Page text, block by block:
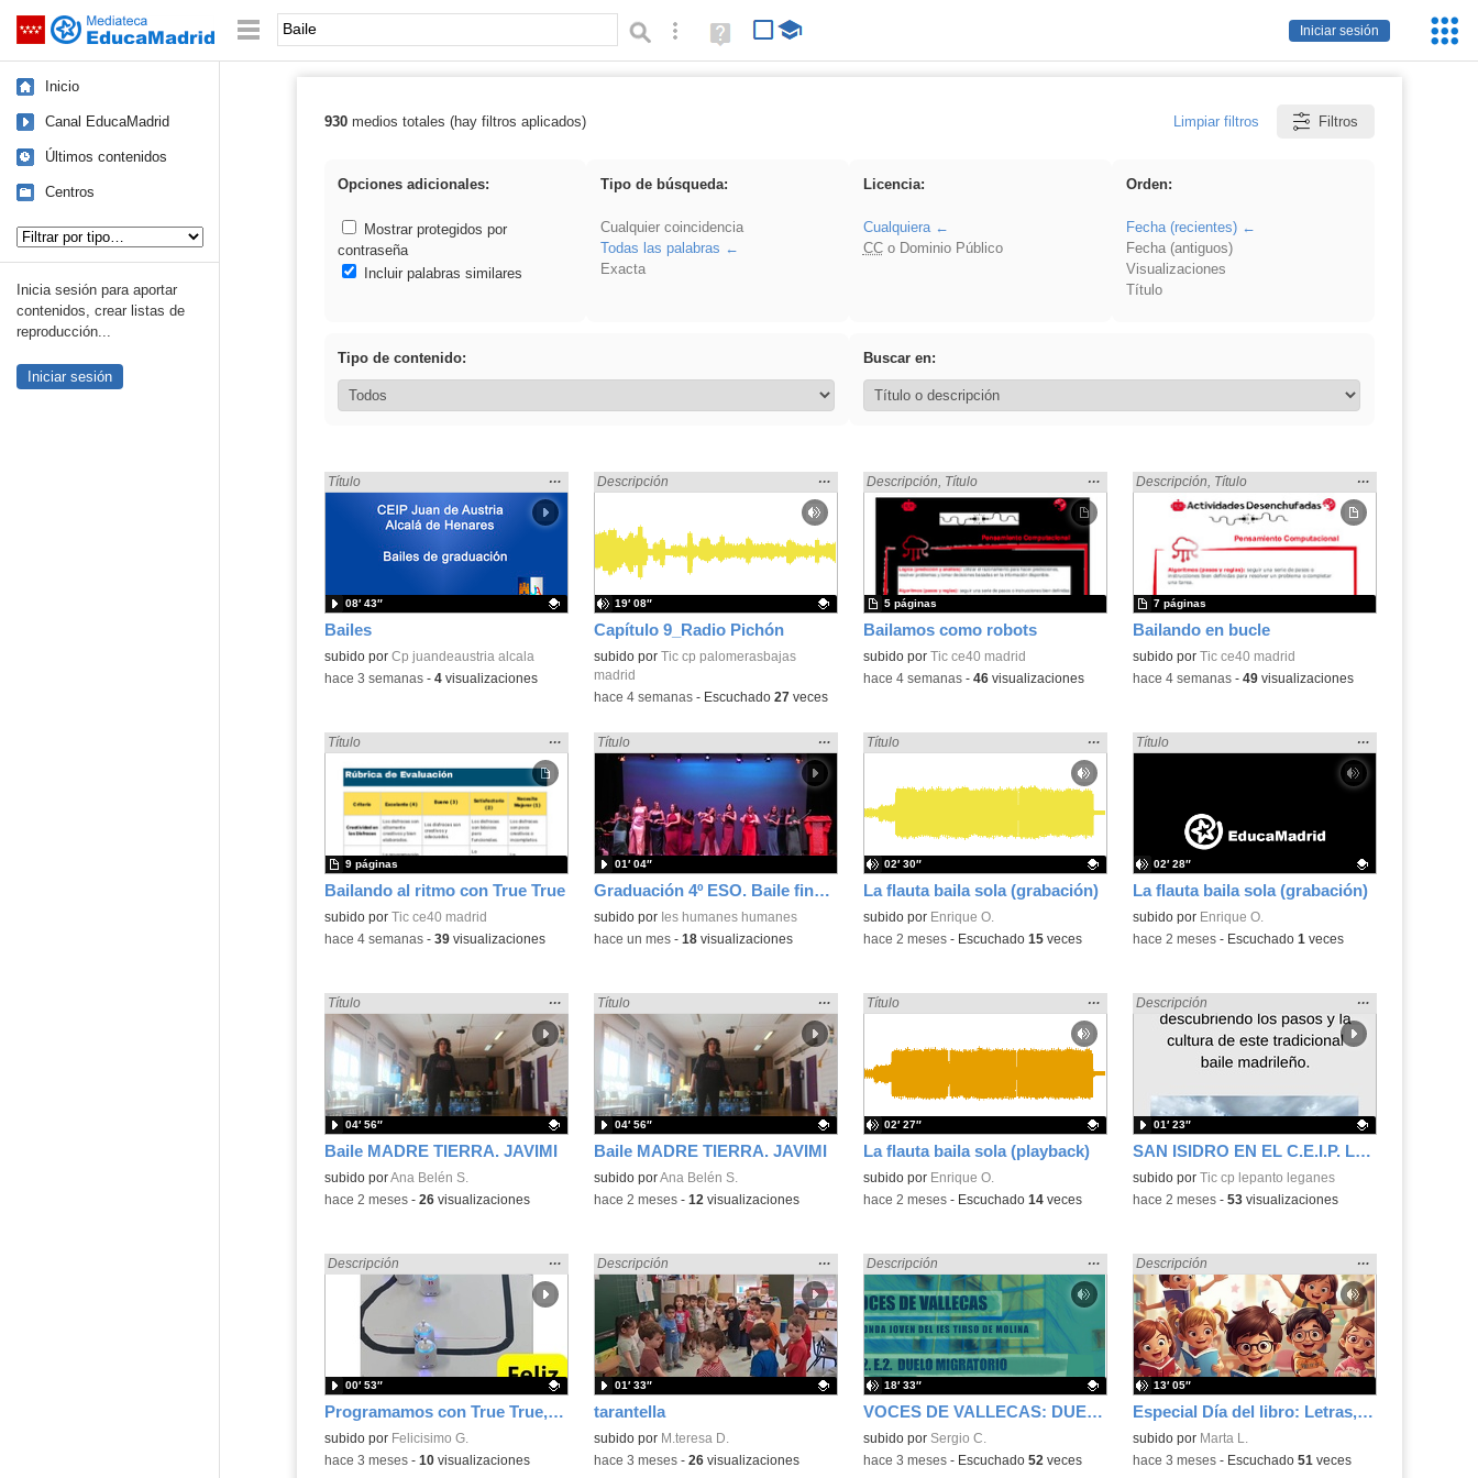
Saltar navegación
Iniciar sesión
Palabra o frase: Búsqueda avanzada
Ayuda
(en
Inicio
Canal EducaMadrid
Últimos contenidos
Centros
Inicia sesión para aportar
contenidos, crear listas de
reproducción...
Iniciar sesión
Resultados de: Baile
930medios totales (hay filtros aplicados) Limpiar filtros Filtros
Opciones adicionales:
Mostrar protegidos por
contraseña
Incluir palabras similares
Tipo de búsqueda:
Cualquier coincidencia
Todas las palabras
Exacta
Licencia:
Cualquiera
CCo Dominio Público
Orden:
Fecha (recientes)
Fecha (antiguos)
Visualizaciones
Título
Tipo de contenido: Buscar en:
Bailes
Encontrado «Baile» en:
Título
Mostrar
la
ubicación
…
Contenido educativo.
subido por Cp juandeaustria alcala
08′ 43″
-hace 3 semanas- 4visualizaciones
Capítulo 9_Radio Pichón
Encontrado «Baile» en:
Descripción
Mostrar
la
ubicación
búsqueda
…
Contenido educativo.
subido por Tic cp palomerasbajas
madrid
19′ 08″
-hace 4 semanas- Escuchado 27veces
Bailamos como robots
Encontrado «Baile» en:
Descripción Título
Mostrar
la
ubicación
…
subido por Tic ce40 madrid
5 páginas
-hace 4 semanas- 46visualizaciones
Bailando en bucle
Encontrado «Baile» en:
Descripción Título
Mostrar
la
ubicación
…
subido por Tic ce40 madrid
7 páginas
-hace 4 semanas- 49visualizaciones
Bailando al ritmo con True True
Encontrado «Baile» en:
Título
Mostrar
la
ubicación
…
subido por Tic ce40 madrid
9 páginas
-hace 4 semanas- 39visualizaciones
Graduación 4º ESO. Baile final alumnos
Encontrado «Baile» en:
Título
Mostrar
la
ubicación
búsqueda
…
subido por Ies humanes humanes
01′ 04″
-hace un mes- 18visualizaciones
La flauta baila sola (grabación)
Encontrado «Baile» en:
Título
Mostrar
la
ubicación
de la
búsqueda
…
Contenido educativo.
subido por Enrique O.
02′ 30″
-hace 2 meses- Escuchado 15veces
La flauta baila sola (grabación)
Encontrado «Baile» en:
Título
Mostrar
la
ubicación
…
Contenido educativo.
subido por Enrique O.
02′ 28″
-hace 2 meses- Escuchado 1 veces
Baile MADRE TIERRA. JAVIMI
Encontrado «Baile» en:
Título
Mostrar
la
ubicación
de la
…
Contenido educativo.
subido porAna Belén S.
04′ 56″
-hace 2 meses- 26visualizaciones
Baile MADRE TIERRA. JAVIMI
Encontrado «Baile» en:
Título
Mostrar
la
ubicación
de la
búsqueda
…
Contenido educativo.
subido porAna Belén S.
04′ 56″
-hace 2 meses- 12 visualizaciones
La flauta baila sola (playback)
Encontrado «Baile» en:
Título
Mostrar
la
ubicación
de la
búsqueda
…
Contenido educativo.
subido por Enrique O.
02′ 27″
-hace 2 meses- Escuchado 14veces
SAN ISIDRO EN EL C.E.I.P. LEPANTO (LEGANÉS)
Encontrado «Baile» en:
Descripción
Mostrar
la
ubicación
…
Contenido educativo.
subido por Tic cp lepanto leganes
01′ 23″
-hace 2 meses- 53visualizaciones
Programamos con True True, una felicitación de San Isidro
Encontrado «Baile» en:
Descripción
Mostrar
la
ubicación
búsqueda
…
Contenido educativo.
subido por Felicisimo G.
00′ 53″
-hace 3 meses- 10visualizaciones
tarantella
Encontrado «Baile» en:
Descripción
Mostrar
la
ubicación
de la
búsqueda
…
Contenido educativo.
subido por M.teresa D.
01′ 33″
-hace 3 meses- 26visualizaciones
VOCES DE VALLECAS: DUELO MIGRATORIO T.2 E.2
Encontrado «Baile» en:
Descripción
Mostrar
la
ubicación
búsqueda
…
Contenido educativo.
subido por Sergio C.
18′ 33″
-hace 3 meses- Escuchado 52 veces
Especial Día del libro: Letras, locuras y... ¡Un Quijote desatado!
Encontrado «Baile» en:
Descripción
Mostrar
la
ubicación
de la
búsqueda
…
subido por Marta L.
13′ 05″
-hace 3 meses- Escuchado 51 veces